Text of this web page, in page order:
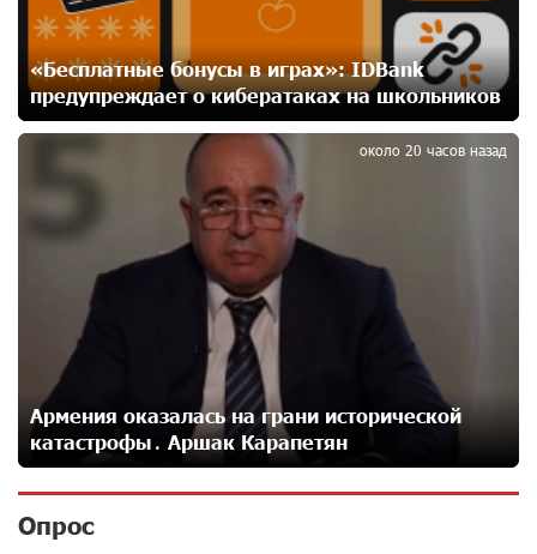
держателей карт Mastercard World «Travel»
24 дней назад
Москва–Баку: есть разногласия, но связи
сохраняются. А мы что делаем?
День благодарности клиентам в Ванадзоре: IDBank
Пашинян замотивирован уничтожить Армению․
Аршак Карапетян
27 дней назад
«Бесплатные бонусы в играх»: IDBank
предупреждает о кибератаках на школьников
Армения оказалась на грани исторической
катастрофы․ Аршак Карапетян
около 20 часов назад
5
Опрос